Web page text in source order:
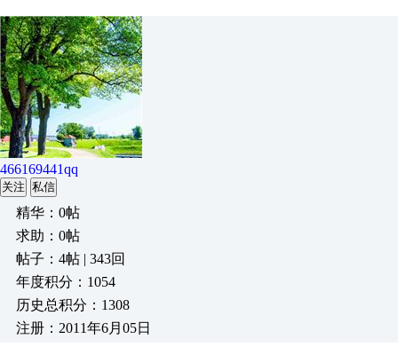
466169441qq
关注 私信
精华：0帖
求助：0帖
帖子：4帖 | 343回
年度积分：1054
历史总积分：1308
注册：2011年6月05日